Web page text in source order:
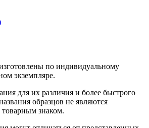
по индивидуальному
экземпляре.
для их различия и более быстрого
образцов не являются
знаком.